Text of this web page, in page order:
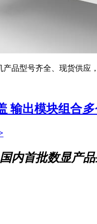
产品型号齐全、现货供应
输出模块组合多
国内首批数显产